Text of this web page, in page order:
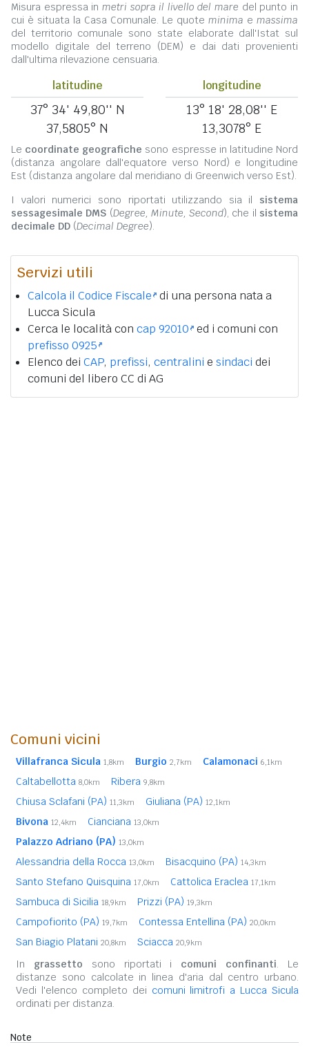
Misura espressa in metri sopra il livello del mare del punto in
cui è situata la Casa Comunale. Le quote minima e massima
del territorio comunale sono state elaborate dall'Istat sul
modello digitale del terreno (DEM) e dai dati provenienti
dall'ultima rilevazione censuaria.
latitudine
37° 34' 49,80'' N
37,5805° N
longitudine
13° 18' 28,08'' E
13,3078° E
Le coordinate geografiche sono espresse in latitudine Nord
(distanza angolare dall'equatore verso Nord) e longitudine
Est (distanza angolare dal meridiano di Greenwich verso Est).
I valori numerici sono riportati utilizzando sia il sistema
sessagesimale DMS (Degree, Minute, Second), che il sistema
decimale DD (Decimal Degree).
Servizi utili
Calcola il Codice Fiscale di una persona nata a
Lucca Sicula
Cerca le località con cap 92010 ed i comuni con
prefisso 0925
Elenco dei CAP, prefissi, centralini e sindaci dei
comuni del libero CC di AG
Comuni vicini
Villafranca Sicula 1,8km Burgio 2,7km Calamonaci 6,1km
Caltabellotta 8,0km Ribera 9,8km
Chiusa Sclafani (PA) 11,3km Giuliana (PA) 12,1km
Bivona 12,4km Cianciana 13,0km
Palazzo Adriano (PA) 13,0km
Alessandria della Rocca 13,0km Bisacquino (PA) 14,3km
Santo Stefano Quisquina 17,0km Cattolica Eraclea 17,1km
Sambuca di Sicilia 18,9km Prizzi (PA) 19,3km
Campofiorito (PA) 19,7km Contessa Entellina (PA) 20,0km
San Biagio Platani 20,8km Sciacca 20,9km
In grassetto sono riportati i comuni confinanti. Le
distanze sono calcolate in linea d'aria dal centro urbano.
Vedi l'elenco completo dei comuni limitrofi a Lucca Sicula
ordinati per distanza.
Note